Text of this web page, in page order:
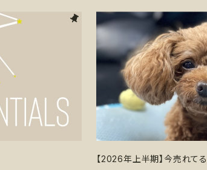
【2026年上半期】今売れて